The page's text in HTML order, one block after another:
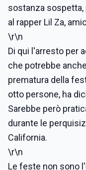
sostanza
al rapper Lil Za,
\r\n
Di qui l'arresto per
che potrebbe
prematura della
otto persone, ha
Sarebbe però
durante le
California.
\r\n
Le feste non sono